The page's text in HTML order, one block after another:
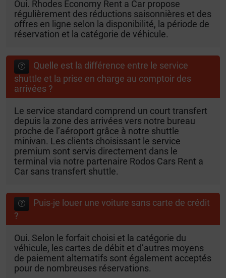
Oui. Rhodes Economy Rent a Car propose
régulièrement des réductions saisonnières et des
offres en ligne selon la disponibilité, la période de
réservation et la catégorie de véhicule.
Quelle est la différence entre le service
shuttle et la prise en charge au comptoir des
arrivées ?
Le service standard comprend un court transfert
depuis la zone des arrivées vers notre bureau
proche de l’aéroport grâce à notre shuttle
minivan. Les clients choisissant le service
premium sont servis directement dans le
terminal via notre partenaire Rodos Cars Rent a
Car sans transfert shuttle.
Puis-je louer une voiture sans carte de crédit
?
Oui. Selon le forfait choisi et la catégorie du
véhicule, les cartes de débit et d’autres moyens
de paiement alternatifs sont également acceptés
pour de nombreuses réservations.